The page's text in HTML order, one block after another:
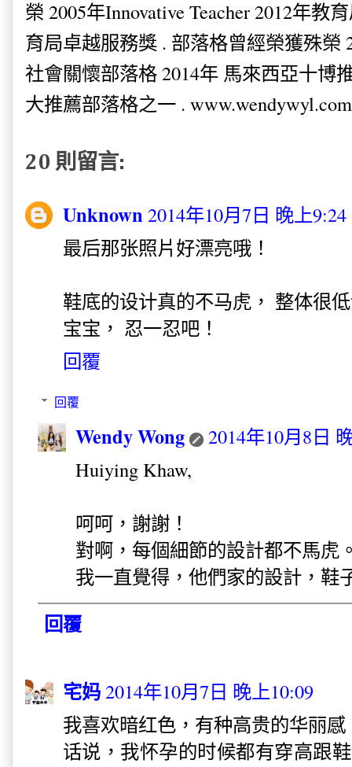
榮 2005年Innovative Teacher 2012年教
育局卓越服務獎 . 部落格曾經榮獲殊榮
社會關懷部落格 2014年 馬來西亞十博
大推薦部落格之一 . www.wendywyl.com
20 則留言:
Unknown 2014年10月7日 晚上9:24
最后那张照片好漂亮哦！
鞋底的设计真的不马虎， 整体很
宝宝， 忍一忍吧！
回覆
回覆
Wendy Wong
2014年10月8日
Huiying Khaw,
呵呵，謝謝！
對啊，每個細節的設計都不馬虎
我一直覺得，他們家的設計，鞋
回覆
宅妈2014年10月7日 晚上10:09
我喜欢暗红色，有种高贵的华丽感
话说，我怀孕的时候都有穿高跟